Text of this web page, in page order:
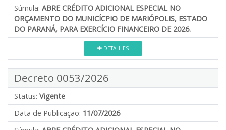
Súmula: ABRE CRÉDITO ADICIONAL ESPECIAL NO
ORÇAMENTO DO MUNICÍCPIO DE MARIÓPOLIS, ESTADO
DO PARANÁ, PARA EXERCÍCIO FINANCEIRO DE 2026.
DETALHES
Decreto 0053/2026
Status: Vigente
Data de Publicação: 11/07/2026